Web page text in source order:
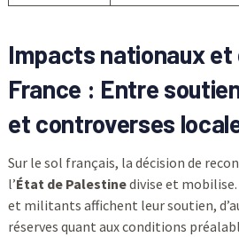
Impacts nationaux et
France : Entre
et controverses
Sur le sol français, la décision de
l’État de Palestinedivise et mobilise.
et militants affichent leur soutien,
réserves quant aux conditions